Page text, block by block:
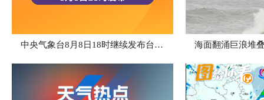
中央气象台8月8日18时继续发布台风橙色预警 海面翻涌巨浪堆